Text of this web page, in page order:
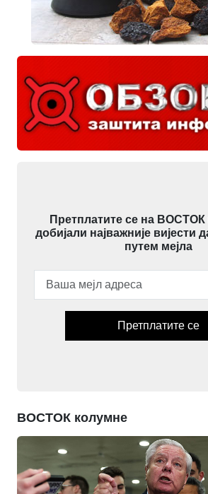
Претплатите се на ВОСТОК
добијали најважније вијести
путем мејла
Претплатите се
ВОСТОК колумне